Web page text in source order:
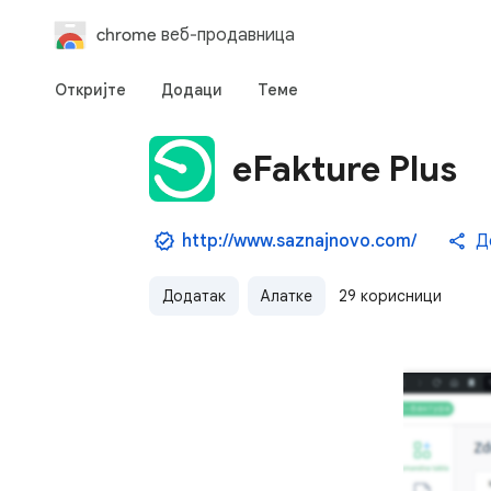
chrome веб-продавница
Откријте Додаци Теме
eFakture Plus
http://www.saznajnovo.com/
Додатак Алатке 29 корисници